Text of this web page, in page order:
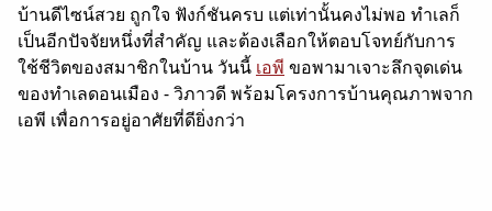
บ้านดีไซน์สวย ถูกใจ ฟังก์ชันครบ แต่เท่านั้นคงไม่พอ ทำเลก็
เป็นอีกปัจจัยหนึ่งที่สำคัญ และต้องเลือกให้ตอบโจทย์กับการ
ใช้ชีวิตของสมาชิกในบ้าน วันนี้ เอพี ขอพามาเจาะลึกจุดเด่น
ของทำเลดอนเมือง -วิภาวดี พร้อมโครงการบ้านคุณภาพจาก
เอพี เพื่อการอยู่อาศัยที่ดียิ่งกว่า